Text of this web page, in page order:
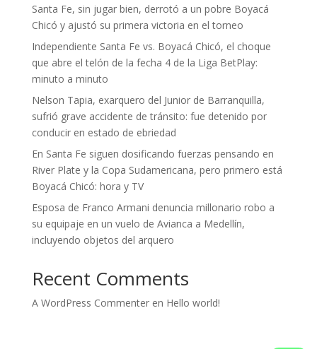
Santa Fe, sin jugar bien, derrotó a un pobre Boyacá
Chicó y ajustó su primera victoria en el torneo
Independiente Santa Fe vs. Boyacá Chicó, el choque
que abre el telón de la fecha 4 de la Liga BetPlay:
minuto a minuto
Nelson Tapia, exarquero del Junior de Barranquilla,
sufrió grave accidente de tránsito: fue detenido por
conducir en estado de ebriedad
En Santa Fe siguen dosificando fuerzas pensando en
River Plate y la Copa Sudamericana, pero primero está
Boyacá Chicó: hora y TV
Esposa de Franco Armani denuncia millonario robo a
su equipaje en un vuelo de Avianca a Medellín,
incluyendo objetos del arquero
Recent Comments
A WordPress Commenteren Hello world!